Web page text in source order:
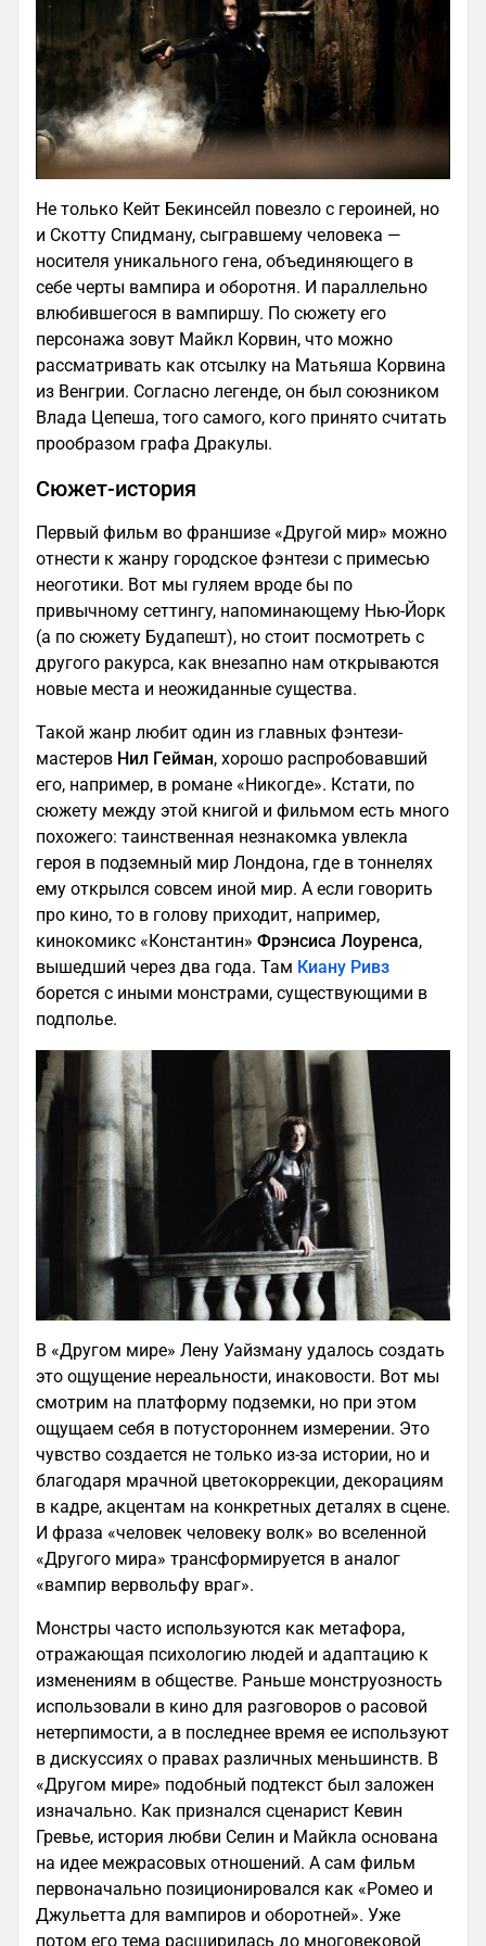
Не только Кейт Бекинсейл повезло с героиней, но
и Скотту Спидману, сыгравшему человека —
носителя уникального гена, объединяющего в
себе черты вампира и оборотня. И параллельно
влюбившегося в вампиршу. По сюжету его
персонажа зовут Майкл Корвин, что можно
рассматривать как отсылку на Матьяша Корвина
из Венгрии. Согласно легенде, он был союзником
Влада Цепеша, того самого, кого принято считать
прообразом графа Дракулы.
Сюжет-история
Первый фильм во франшизе «Другой мир» можно
отнести к жанру городское фэнтези с примесью
неоготики. Вот мы гуляем вроде бы по
привычному сеттингу, напоминающему Нью-Йорк
(а по сюжету Будапешт), но стоит посмотреть с
другого ракурса, как внезапно нам открываются
новые места и неожиданные существа.
Такой жанр любит один из главных фэнтези-
мастеров Нил Гейман, хорошо распробовавший
его, например, в романе «Никогде». Кстати, по
сюжету между этой книгой и фильмом есть много
похожего: таинственная незнакомка увлекла
героя в подземный мир Лондона, где в тоннелях
ему открылся совсем иной мир. А если говорить
про кино, то в голову приходит, например,
кинокомикс «Константин» Фрэнсиса Лоуренса,
вышедший через два года. Там Киану Ривз
борется с иными монстрами, существующими в
подполье.
В «Другом мире» Лену Уайзману удалось создать
это ощущение нереальности, инаковости. Вот мы
смотрим на платформу подземки, но при этом
ощущаем себя в потустороннем измерении. Это
чувство создается не только из-за истории, но и
благодаря мрачной цветокоррекции, декорациям
в кадре, акцентам на конкретных деталях в сцене.
И фраза «человек человеку волк» во вселенной
«Другого мира» трансформируется в аналог
«вампир вервольфу враг».
Монстры часто используются как метафора,
отражающая психологию людей и адаптацию к
изменениям в обществе. Раньше монструозность
использовали в кино для разговоров о расовой
нетерпимости, а в последнее время ее используют
в дискуссиях о правах различных меньшинств. В
«Другом мире» подобный подтекст был заложен
изначально. Как признался сценарист Кевин
Гревье, история любви Селин и Майкла основана
на идее межрасовых отношений. А сам фильм
первоначально позиционировался как «Ромео и
Джульетта для вампиров и оборотней». Уже
потом его тема расширилась до многовековой